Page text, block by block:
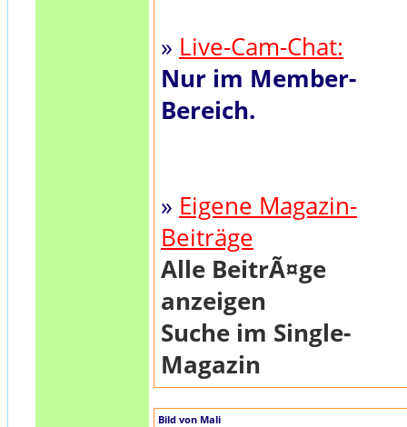
» Live-Cam-Chat:
Nur im Member-
Bereich.
» Eigene Magazin-
Beiträge
Alle BeitrÃ¤ge
anzeigen
Suche im Single-
Magazin
Bild von Mali